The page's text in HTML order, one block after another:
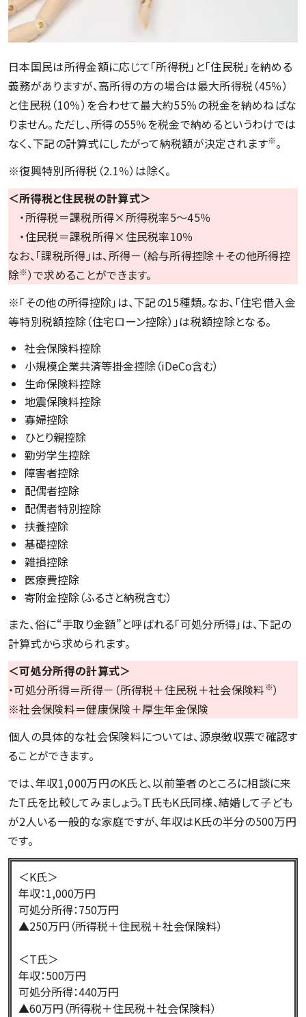
日本国民は所得金額に応じて「所得税」と「住民税」を納める
義務がありますが、高所得の方の場合は最大所得税（45％）
と住民税（10％）を合わせて最大約55％の税金を納めねばな
りません。ただし、所得の55％を税金で納めるというわけでは
なく、下記の計算式にしたがって納税額が決定されます※。
※復興特別所得税（2.1％）は除く。
＜所得税と住民税の計算式＞
・所得税＝課税所得×所得税率5～45％
・住民税＝課税所得×住民税率10％
なお、「課税所得」は、所得－（給与所得控除＋その他所得控
除※）で求めることができます。
※「その他の所得控除」は、下記の15種類。なお、「住宅借入金
等特別税額控除（住宅ローン控除）」は税額控除となる。
社会保険料控除
小規模企業共済等掛金控除（iDeCo含む）
生命保険料控除
地震保険料控除
寡婦控除
ひとり親控除
勤労学生控除
障害者控除
配偶者控除
配偶者特別控除
扶養控除
基礎控除
雑損控除
医療費控除
寄附金控除（ふるさと納税含む）
また、俗に“手取り金額”と呼ばれる「可処分所得」は、下記の
計算式から求められます。
＜可処分所得の計算式＞
・可処分所得＝所得－（所得税＋住民税＋社会保険料※）
※社会保険料＝健康保険＋厚生年金保険
個人の具体的な社会保険料については、源泉徴収票で確認す
ることができます。
では、年収1,000万円のK氏と、以前筆者のところに相談に来
たT氏を比較してみましょう。T氏もK氏同様、結婚して子ども
が2人いる一般的な家庭ですが、年収はK氏の半分の500万円
です。
＜K氏＞
年収：1,000万円
可処分所得：750万円
▲250万円（所得税＋住民税＋社会保険料）
＜T氏＞
年収：500万円
可処分所得：440万円
▲60万円（所得税＋住民税＋社会保険料）